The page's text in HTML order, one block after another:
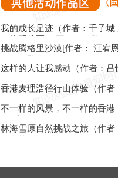
我的成长足迹（作者：千子
（柳明校区） 三（16）班）
挑战腾格里沙漠[作者： 汪宥
（13）班 ]
这样的人让我感动（作者：吕
香港麦理浩径行山体验（作者
不一样的风景，不一样的香
级8班）
林海雪原自然挑战之旅（作
验学校二年级）